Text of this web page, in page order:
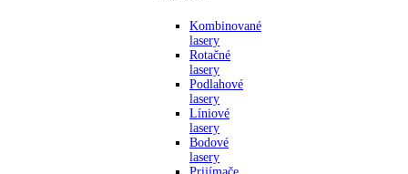
Kombinované
lasery
Rotačné
lasery
Podlahové
lasery
Líniové
lasery
Bodové
lasery